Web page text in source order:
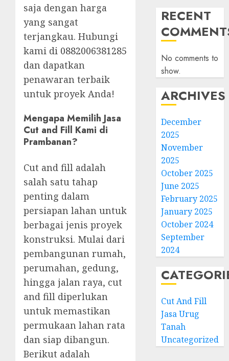
saja dengan harga
yang sangat
terjangkau. Hubungi
kami di 0882006381285
dan dapatkan
penawaran terbaik
untuk proyek Anda!
Mengapa Memilih Jasa
Cut and Fill Kami di
Prambanan?
Cut and fill adalah
salah satu tahap
penting dalam
persiapan lahan untuk
berbagai jenis proyek
konstruksi. Mulai dari
pembangunan rumah,
perumahan, gedung,
hingga jalan raya, cut
and fill diperlukan
untuk memastikan
permukaan lahan rata
dan siap dibangun.
Berikut adalah
RECENT
No comments to
show.
ARCHIVES
December
2025
November
2025
October 2025
June 2025
February 2025
January 2025
October 2024
September
2024
Cut And Fill
Jasa Urug
Tanah
Uncategorized